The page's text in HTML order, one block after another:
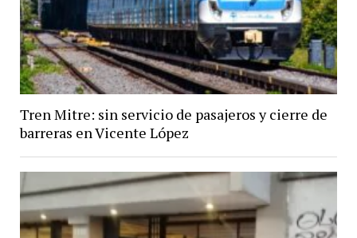
Tren Mitre: sin servicio de pasajeros y cierre de
barreras en Vicente López